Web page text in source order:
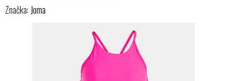
hodnotenie
Značka: Joma